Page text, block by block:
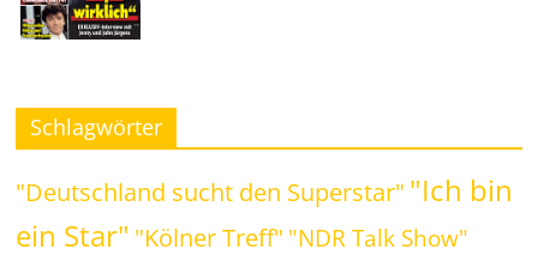
Schlagwörter
"Deutschland sucht den Superstar" "Ich bin
ein Star" "Kölner Treff" "NDR Talk Show"